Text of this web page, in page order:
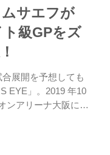
開催前にそれ
をチェックして、ラ
よう！ FIGHTERS
エフ ダミアン・ブ
・フレイレ 川尻達...
サエフが
級GPをズ
展開を予想しても
EYE」。2019 年10
ンアリーナ大阪にて
自らが予想してくれ
神” トフィック・ム